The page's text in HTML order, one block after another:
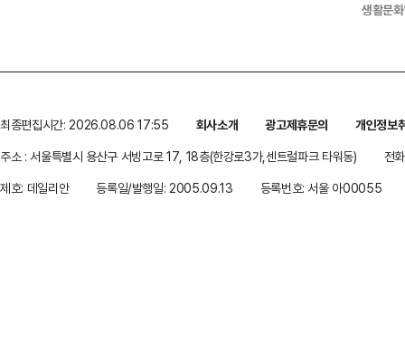
생활문
최종편집시간: 2026.08.06 17:55 회사소개 광고제휴문의
개인정보
주소 : 서울특별시 용산구 서빙고로 17, 18층(한강로3가,센트럴파크 타워동)
전
제호: 데일리안
등록일/발행일: 2005.09.13 등록번호: 서울 아00055